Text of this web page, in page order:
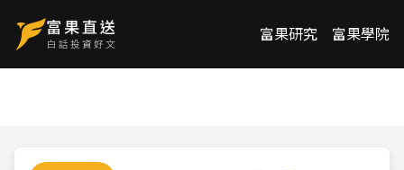
富果研究 富果學院